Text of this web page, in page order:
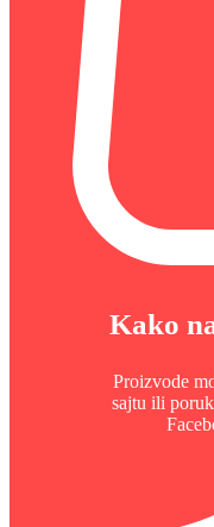
Kako
Proizvode
sajtu ili